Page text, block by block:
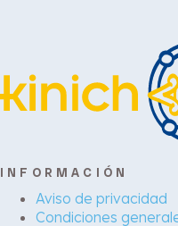
INFORMACIÓN
Aviso de privacidad
Condiciones